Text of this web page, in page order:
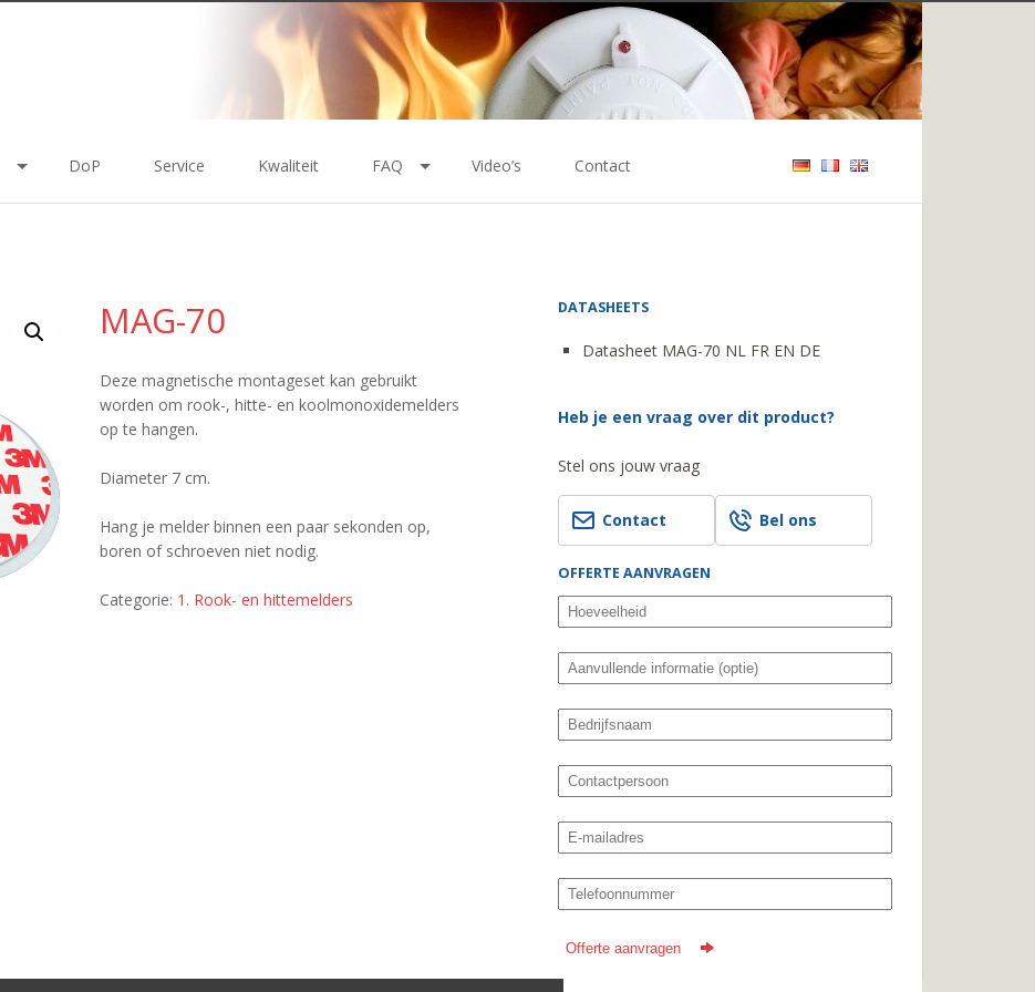
DoP Service Kwaliteit FAQ Video’s Contact
MAG-70
Deze magnetische montageset kan gebruikt
worden om rook-, hitte- en koolmonoxidemelders
op te hangen.
Diameter 7 cm.
Hang je melder binnen een paar sekonden op,
boren of schroeven niet nodig.
Categorie: 1. Rook- en hittemelders
DATASHEETS
Datasheet MAG-70 NL FR EN DE
Heb je een vraag over dit product?
Stel ons jouw vraag
Contact Bel ons
OFFERTE AANVRAGEN